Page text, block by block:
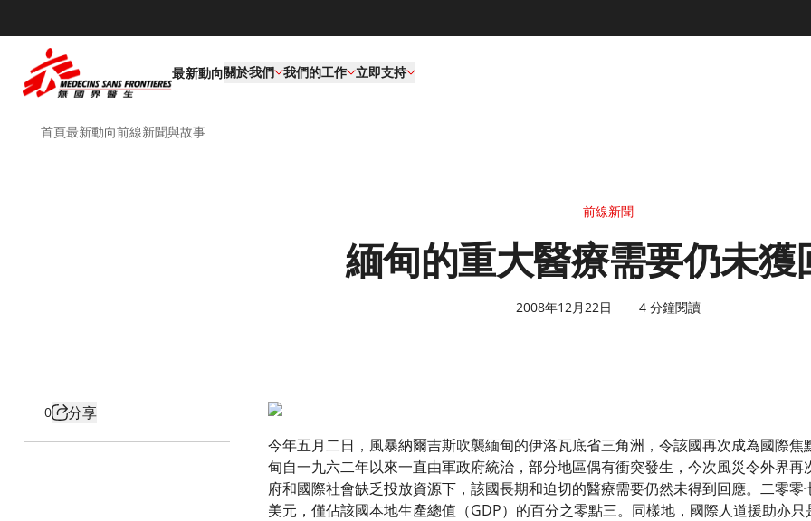
最新動向關於我們 我們的工作​ 立即支持
首頁最新動向前線新聞與故事
前線新聞
緬甸的重大醫療需要仍未獲
2008年12月22日 4 分鐘閱讀
0
分享
今年五月二日，風暴納爾吉斯吹襲緬甸的伊洛瓦底省三角洲，令該國再次成為國際
甸自一九六二年以來一直由軍政府統治，部分地區偶有衝突發生，今次風災令外界
府和國際社會缺乏投放資源下，該國長期和迫切的醫療需要仍然未得到回應。二零
美元，僅佔該國本地生產總值（GDP）的百分之零點三。同樣地，國際人道援助亦